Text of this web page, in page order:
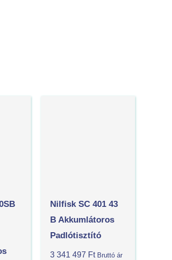
Nilfisk SC 401 43
B Akkumlátoros
Padlótisztító
3 341 497 Ft Bruttó ár